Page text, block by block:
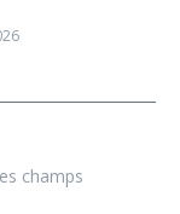
champs